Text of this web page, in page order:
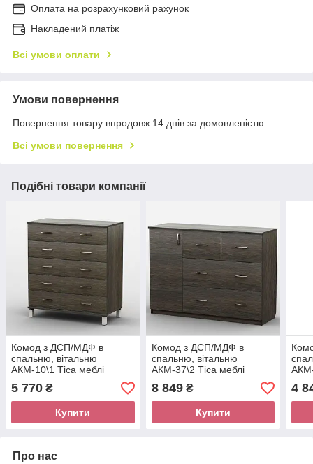
Оплата на розрахунковий рахунок
Накладений платіж
Всі умови оплати
Умови повернення
Повернення товару впродовж 14 днів за домовленістю
Всі умови повернення
Подібні товари компанії
Комод з ДСП/МДФ в
спальню, вітальню
АКМ-10\1 Тіса меблі
5 770 ₴
Купити
Комод з ДСП/МДФ в
спальню, вітальню
АКМ-37\2 Тіса меблі
8 849₴
Купити
4
Про нас